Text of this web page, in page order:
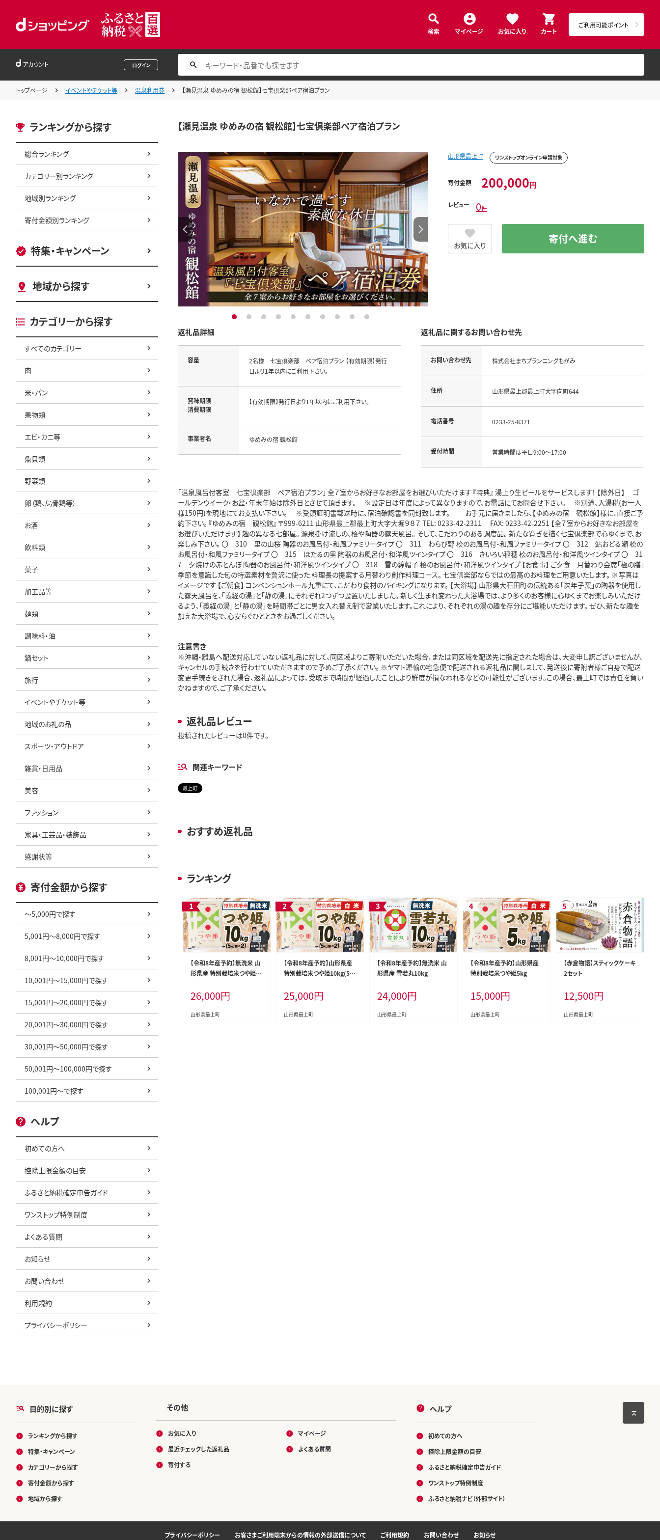
検索 マイページ お気に入り カート
ご利用可能ポイント
アカウント ログイン
トップページ イベントやチケット等 温泉利用券 【瀬見温泉 ゆめみの宿 観松館】七宝倶楽部ペア宿泊プラン
ランキングから探す
総合ランキング
カテゴリー別ランキング
地域別ランキング
寄付金額別ランキング
特集・キャンペーン
地域から探す
カテゴリーから探す
すべてのカテゴリー
肉
米・パン
果物類
エビ・カニ等
魚貝類
野菜類
卵（鶏、烏骨鶏等）
お酒
飲料類
菓子
加工品等
麺類
調味料・油
鍋セット
旅行
イベントやチケット等
地域のお礼の品
スポーツ・アウトドア
雑貨・日用品
美容
ファッション
家具・工芸品・装飾品
感謝状等
寄付金額から探す
～5,000円で探す
5,001円～8,000円で探す
8,001円～10,000円で探す
10,001円～15,000円で探す
15,001円～20,000円で探す
20,001円～30,000円で探す
30,001円～50,000円で探す
50,001円～100,000円で探す
100,001円～で探す
ヘルプ
初めての方へ
控除上限金額の目安
ふるさと納税確定申告ガイド
ワンストップ特例制度
よくある質問
お知らせ
お問い合わせ
利用規約
プライバシーポリシー
【瀬見温泉 ゆめみの宿 観松館】七宝倶楽部ペア宿泊プラン
1 2 3 4 5 6 7 8 9 10
山形県最上町 ワンストップオンライン申請対象
寄付金額 200,000円
レビュー 0件
お気に入り 寄付へ進む
返礼品詳細
容量
2名様 七宝倶楽部 ペア宿泊プラン 【有効期限】発行
日より1年以内にご利用下さい。
賞味期限
消費期限
【有効期限】発行日より1年以内にご利用下さい。
事業者名 ゆめみの宿 観松館
返礼品に関するお問い合わせ先
お問い合わせ先 株式会社まちプランニングもがみ
住所 山形県最上郡最上町大字向町644
電話番号 0233-25-8371
受付時間 営業時間は平日9:00～17:00
「温泉風呂付客室 七宝倶楽部 ペア宿泊プラン」 全７室からお好きなお部屋をお選びいただけます 『特典』 湯上り生ビールをサービスします！ 【除外日】 ゴ
ールデンウイーク・お盆・年末年始は除外日とさせて頂きます。 ※設定日は年度によって異なりますので、お電話にてお問合せ下さい。 ※別途、入湯税(お一人
様150円)を現地にてお支払い下さい。 ※受領証明書郵送時に、宿泊確認書を同封致します。 お手元に届きましたら、【ゆめみの宿 観松館】様に、直接ご予
約下さい。 『ゆめみの宿 観松館』 〒999-6211 山形県最上郡最上町大字大堀９８７ TEL: 0233-42-2311 FAX: 0233-42-2251 【全７室からお好きなお部屋を
お選びいただけます】 趣の異なる七部屋。 源泉掛け流しの、桧や陶器の露天風呂。 そして、こだわりのある調度品。 新たな寛ぎを描く七宝倶楽部で心ゆくまで、お
楽しみ下さい。 〇 310 里の山桜 陶器のお風呂付・和風ファミリータイプ 〇 311 わらび野 桧のお風呂付・和風ファミリータイプ 〇 312 鮎おどる瀬 桧の
お風呂付・和風ファミリータイプ 〇 315 ほたるの里 陶器のお風呂付・和洋風ツインタイプ 〇 316 きいろい稲穂 桧のお風呂付・和洋風ツインタイプ 〇 31
7 夕焼けの赤とんぼ 陶器のお風呂付・和洋風ツインタイプ 〇 318 雪の綿帽子 桧のお風呂付・和洋風ツインタイプ 【お食事】 ご夕食 月替わり会席「極の膳｣
季節を意識した旬の特選素材を贅沢に使った 料理長の提案する月替わり創作料理コース。 七宝倶楽部ならではの最高のお料理をご用意いたします。 ※写真は
イメージです 【ご朝食】 コンベンションホール九重にて、こだわり食材のバイキングになります。 【大浴場】 山形県大石田町の伝統ある「次年子窯」の陶器を使用し
た露天風呂を、「義経の湯」と「静の湯」にそれぞれ2つずつ設置いたしました。 新しく生まれ変わった大浴場では、より多くのお客様に心ゆくまでお楽しみいただけ
るよう、「義経の湯」と「静の湯」を時間帯ごとに男女入れ替え制で営業いたします。これにより、それぞれの湯の趣を存分にご堪能いただけます。 ぜひ、新たな趣を
加えた大浴場で、心安らぐひとときをお過ごしください。
注意書き
※沖縄・離島へ配送対応していない返礼品に対して、同区域よりご寄附いただいた場合、または同区域を配送先に指定された場合は、大変申し訳ございませんが、
キャンセルの手続きを行わせていただきますので予めご了承ください。 ※ヤマト運輸の宅急便で配送される返礼品に関しまして、発送後に寄附者様ご自身で配送
変更手続きをされた場合、返礼品によっては、受取まで時間が経過したことにより鮮度が損なわれるなどの可能性がございます。この場合、最上町では責任を負い
かねますので、ご了承ください。
返礼品レビュー
投稿されたレビューは0件です。
関連キーワード
最上町
おすすめ返礼品
ランキング
【令和8年産予約】無洗米 山
形県産 特別栽培米つや姫10
26,000円
山形県最上町
【令和8年産予約】山形県産
特別栽培米つや姫10kg(5㎏
25,000円
山形県最上町
【令和8年産予約】無洗米 山
形県産 雪若丸10kg
24,000円
山形県最上町
【令和8年産予約】山形県産
特別栽培米つや姫5kg
15,000円
山形県最上町
【赤倉物語】スティックケーキ
2セット
12,500円
山形県最上町
目的別に探す
ランキングから探す
特集・キャンペーン
カテゴリーから探す
寄付金額から探す
地域から探す
その他
お気に入り
最近チェックした返礼品
寄付する
マイページ
よくある質問
ヘルプ
初めての方へ
控除上限金額の目安
ふるさと納税確定申告ガイド
ワンストップ特例制度
ふるさと納税ナビ（外部サイト）
プライバシーポリシー お客さまご利用端末からの情報の外部送信について ご利用規約 お問い合わせ お知らせ